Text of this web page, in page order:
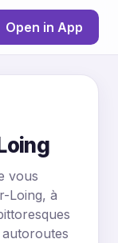
Open in App
vous
Loing, à